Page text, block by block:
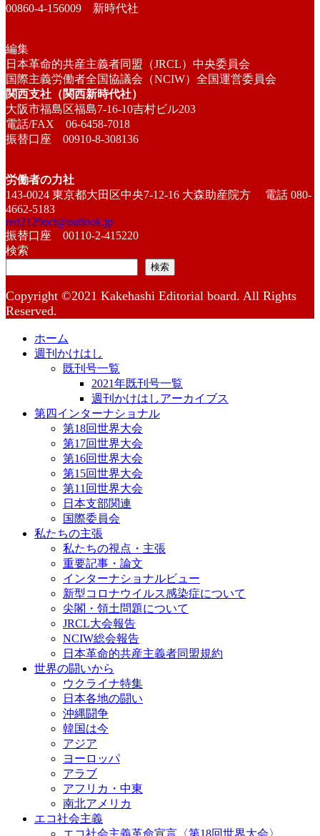
00860-4-156009 新時代社
編集
日本革命的共産主義者同盟（JRCL）中央委員会
国際主義労働者全国協議会（NCIW）全国運営委員会
関西支社（関西新時代社）
大阪市福島区福島7-16-10吉村ビル203
電話/FAX 06-6458-7018
振替口座 00910-8-308136
労働者の力社
143-0024 東京都大田区中央7-12-16 大森助産院方 電話 080-
4662-5183
red2129oct@outlook.jp
振替口座 00110-2-415220
検索
検索
Copyright ©2021 Kakehashi Editorial board. All Rights
Reserved.
ホーム
週刊かけはし
既刊号一覧
2021年既刊号一覧
週刊かけはしアーカイブス
第四インターナショナル
第18回世界大会
第17回世界大会
第16回世界大会
第15回世界大会
第11回世界大会
日本支部関連
国際委員会
私たちの主張
私たちの視点・主張
重要記事・論文
インターナショナルビュー
新型コロナウイルス感染症について
尖閣・領土問題について
JRCL大会報告
NCIW総会報告
日本革命的共産主義者同盟規約
世界の闘いから
ウクライナ特集
日本各地の闘い
沖縄闘争
韓国は今
アジア
ヨーロッパ
アラブ
アフリカ・中東
南北アメリカ
エコ社会主義
エコ社会主義革命宣言〈第18回世界大会〉